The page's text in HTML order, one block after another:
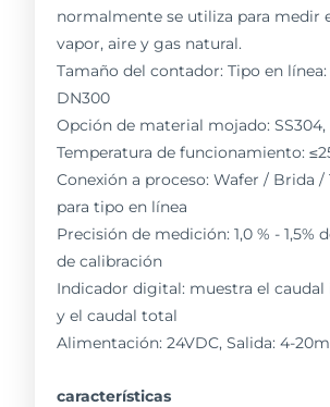
normalmente se utiliza para medir
vapor, aire y gas natural.
Tamaño del contador: Tipo en línea:
DN300
Opción de material mojado: SS304,
Temperatura de funcionamiento:
Conexión a proceso: Wafer / Brida
para tipo en línea
Precisión de medición: 1,0 % - 1,5%
de calibración
Indicador digital: muestra el caudal
y el caudal total
Alimentación: 24VDC, Salida: 4-
características